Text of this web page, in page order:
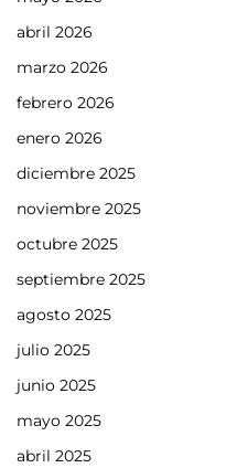
abril 2026
marzo 2026
febrero 2026
enero 2026
diciembre 2025
noviembre 2025
octubre 2025
septiembre 2025
agosto 2025
julio 2025
junio 2025
mayo 2025
abril 2025